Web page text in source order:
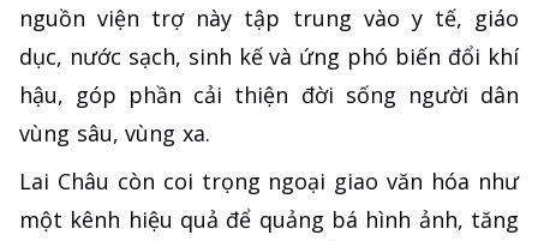
nguồn viện trợ này tập trung vào y tế, giáo
dục, nước sạch, sinh kế và ứng phó biến đổi khí
hậu, góp phần cải thiện đời sống người dân
vùng sâu, vùng xa.
Lai Châu còn coi trọng ngoại giao văn hóa như
một kênh hiệu quả để quảng bá hình ảnh, tăng